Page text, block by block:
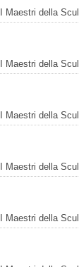
I Maestri della
I Maestri della
I Maestri della
I Maestri della
I Maestri della